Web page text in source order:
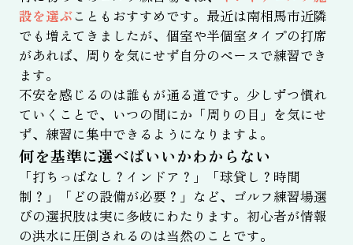
設を選ぶこともおすすめです。最近は南相馬市近隣
でも増えてきましたが、個室や半個室タイプの打席
があれば、周りを気にせず自分のペースで練習でき
ます。
不安を感じるのは誰もが通る道です。少しずつ慣れ
ていくことで、いつの間にか「周りの目」を気にせ
ず、練習に集中できるようになりますよ。
何を基準に選べばいいかわからない
「打ちっぱなし？インドア？」「球貸し？時間
制？」「どの設備が必要？」など、ゴルフ練習場選
びの選択肢は実に多岐にわたります。初心者が情報
の洪水に圧倒されるのは当然のことです。